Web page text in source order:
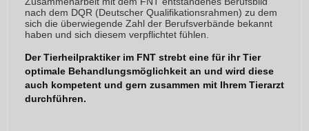
nach dem DQR (Deutscher Qualifikationsrahmen) zu dem
sich die überwiegende Zahl der Berufsverbände bekannt
haben und sich diesem verpflichtet fühlen.
Der Tierheilpraktiker im FNT strebt eine für ihr Tier
optimale Behandlungsmöglichkeit an und wird diese
auch kompetent und gern zusammen mit Ihrem Tierarzt
durchführen.